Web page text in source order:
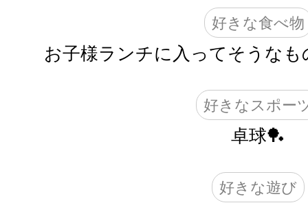
好きな食べ物
お子様ランチに入ってそうなも
好きなスポー
卓球🏓
好きな遊び